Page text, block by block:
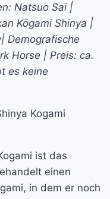
Natsuo Sai |
Kōgami Shinya |
Demografische
Horse | Preis: ca.
es keine
ist das
einen
in dem er noch